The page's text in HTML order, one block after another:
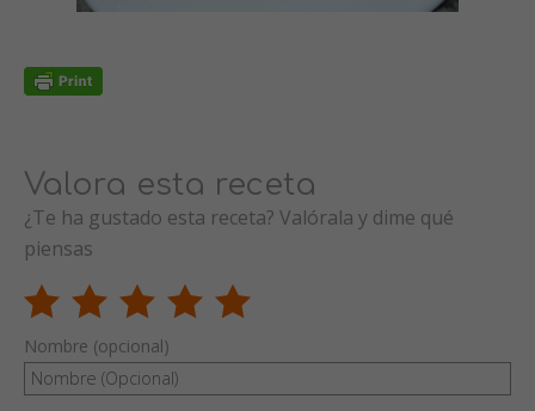
Valora esta receta
¿Te ha gustado esta receta? Valórala y dime qué
piensas
Nombre (opcional)